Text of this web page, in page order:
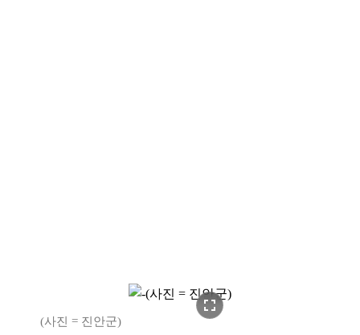
fullscreen
(사진 = 진안군)